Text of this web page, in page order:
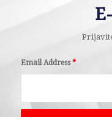
Email Address*